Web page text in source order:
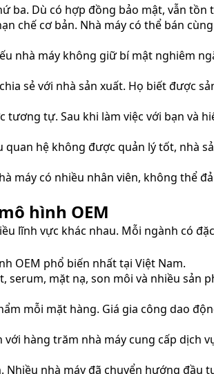
ba. Dù có hợp đồng bảo mật, vẫn
chế cơ bản. Nhà máy có thể bán
nhà máy không giữ bí mật nghiêm
sẻ với nhà sản xuất. Họ biết được
tự. Sau khi làm việc với bạn
hệ không được quản lý tốt, nhà
máy có nhiều nhân viên, không thể
hình OEM
lĩnh vực khác nhau. Mỗi ngành có
OEM phổ biến nhất tại Việt Nam.
mặt nạ, son môi và nhiều sản
mỗi mặt hàng. Giá gia công dao
hàng trăm nhà máy cung cấp dịch
nhà máy đã chuyển hướng